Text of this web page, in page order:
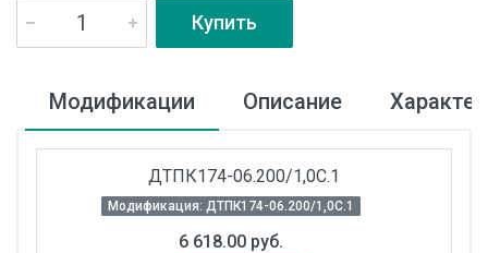
Купить
Модификации Описание
ДТПК174-06.200/1,0С.1
Модификация: ДТПК174-06.200/1,0С.1
6 618.00 руб.